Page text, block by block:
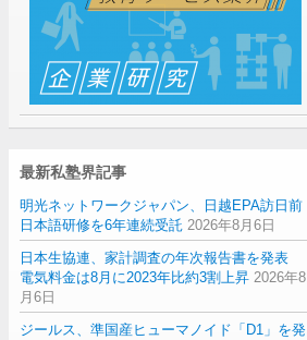
最新私塾界記事
明光ネットワークジャパン、日越EPA訪日前
日本語研修を6年連続受託 2026年8月6日
日本生協連、家計調査の年次報告書を発表
電気料金は8月に2023年比約3割上昇 2026年8
月6日
ジールス、準国産ヒューマノイド「D1」を発